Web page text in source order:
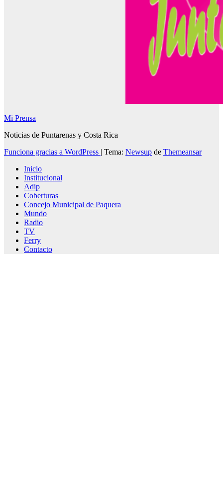
Mi Prensa
Noticias de Puntarenas y Costa Rica
Funciona gracias a WordPress | Tema: Newsup de Themeansar
Inicio
Institucional
Adip
Coberturas
Concejo Municipal de Paquera
Mundo
Radio
TV
Ferry
Contacto